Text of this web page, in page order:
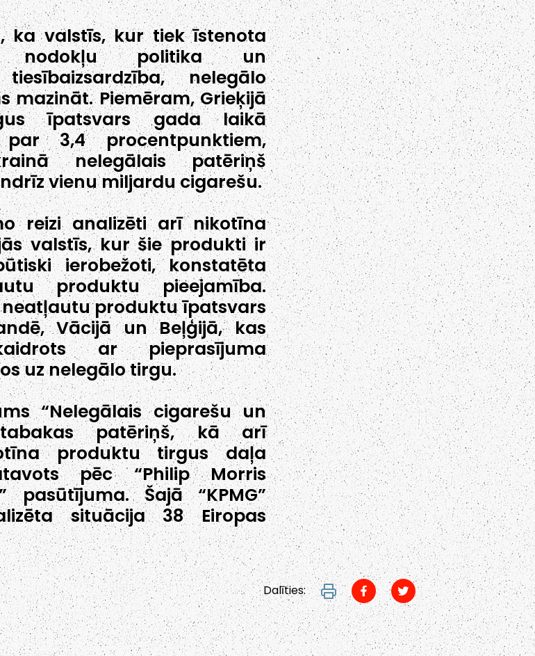
ka valstīs, kur tiek īstenota
nodokļu politika un
nelegālo
mazināt. Piemēram, Grieķijā
īpatsvars gada laikā
par 3,4 procentpunktiem,
nelegālais patēriņš
vienu miljardu cigarešu.
reizi analizēti arī nikotīna
valstīs, kur šie produkti ir
ierobežoti, konstatēta
produktu pieejamība.
produktu īpatsvars
Vācijā un Beļģijā, kas
ar pieprasījuma
uz nelegālo tirgu.
“Nelegālais cigarešu un
tabakas patēriņš, kā arī
produktu tirgus daļa
pēc “Philip Morris
pasūtījuma. Šajā “KPMG”
situācija 38 Eiropas
Dalīties: